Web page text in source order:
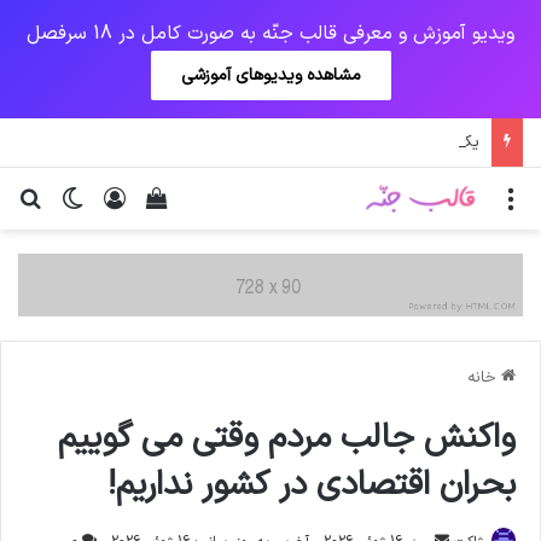
ویدیو آموزش و معرفی قالب جنّه به صورت کامل در 18 سرفصل
مشاهده ویدیوهای آموزشی
تغییر ورود
دیدن سبد خرید منو
خانه
واکنش جالب مردم وقتی می گوییم
بحران اقتصادی در کشور نداریم!